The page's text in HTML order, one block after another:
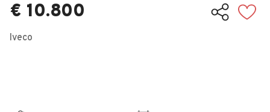
€ 10.800
Iveco